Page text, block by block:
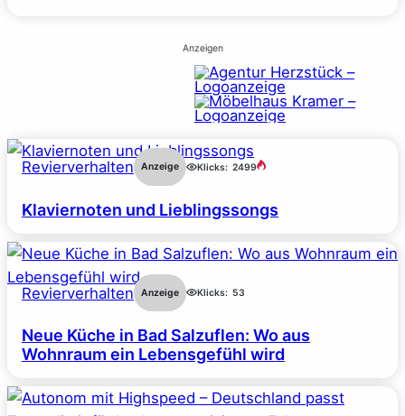
Anzeigen
Revierverhalten Anzeige Klicks: 2499
Klaviernoten und Lieblingssongs
Revierverhalten Anzeige Klicks: 53
Neue Küche in Bad Salzuflen: Wo aus
Wohnraum ein Lebensgefühl wird